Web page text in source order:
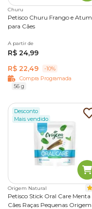
Churu
Petisco Churu Frango e Atum
para Cães
A partir de
R$ 24,99
R$ 22,49
-10%
Compra Programada
56 g
Desconto
Mais vendido
Origem Natural
Petisco Stick Oral Care Menta
Cães Raças Pequenas Origem